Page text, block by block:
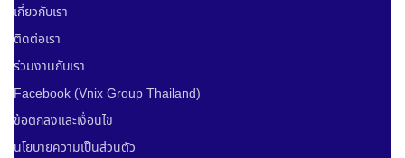
เกี่ยวกับเรา
ติดต่อเรา
ร่วมงานกับเรา
Facebook (Vnix Group Thailand)
ข้อตกลงและเงื่อนไข
นโยบายความเป็นส่วนตัว